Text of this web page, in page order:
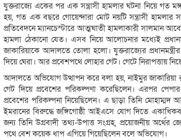
যুক্তরাজ্যে একের পর এক সন্ত্রাসী হামলার ঘটনা নিয়ে গত
হয়, গত এক বছরে গোয়েন্দারা মোট নয়টি সন্ত্রাসী
প্রতিবেদনে ম্যানচেস্টারে আত্মঘাতী হামলাকারী সালমান
হামলা ঠেকানো যেত। এসব নিয়ে আলোচনার মধ্যেই
জাকারিয়াকে আদালতে তোলা হলো। যুক্তরাজ্যের
দিয়ে ঘেরা। আর প্রবেশপথে লোহার গেট। গেটে নিরাপত্তায়
আদালতে অভিযোগ উত্থাপন করে বলা হয়, নাইমুর
গেট দিয়ে প্রবেশের পরিকল্পণা করেছিলেন। এরপর পেপার
প্রবেশের পরিকল্পনা নিয়েছিলেন। এ ছাড়া তিনি মোহাম্মদ
ইমরানের বিরুদ্ধে জঙ্গিগোষ্ঠী আইএসে যোগ দিতে
জন্য তিনি উগ্রবাদী তথ্য-উপাত্ত সংগ্রহ, প্রয়োজনীয় অর্থের
পথে বেশ কয়েক ধাপ এগিয়ে গিয়েছিলেন বলে অভিযোগ।